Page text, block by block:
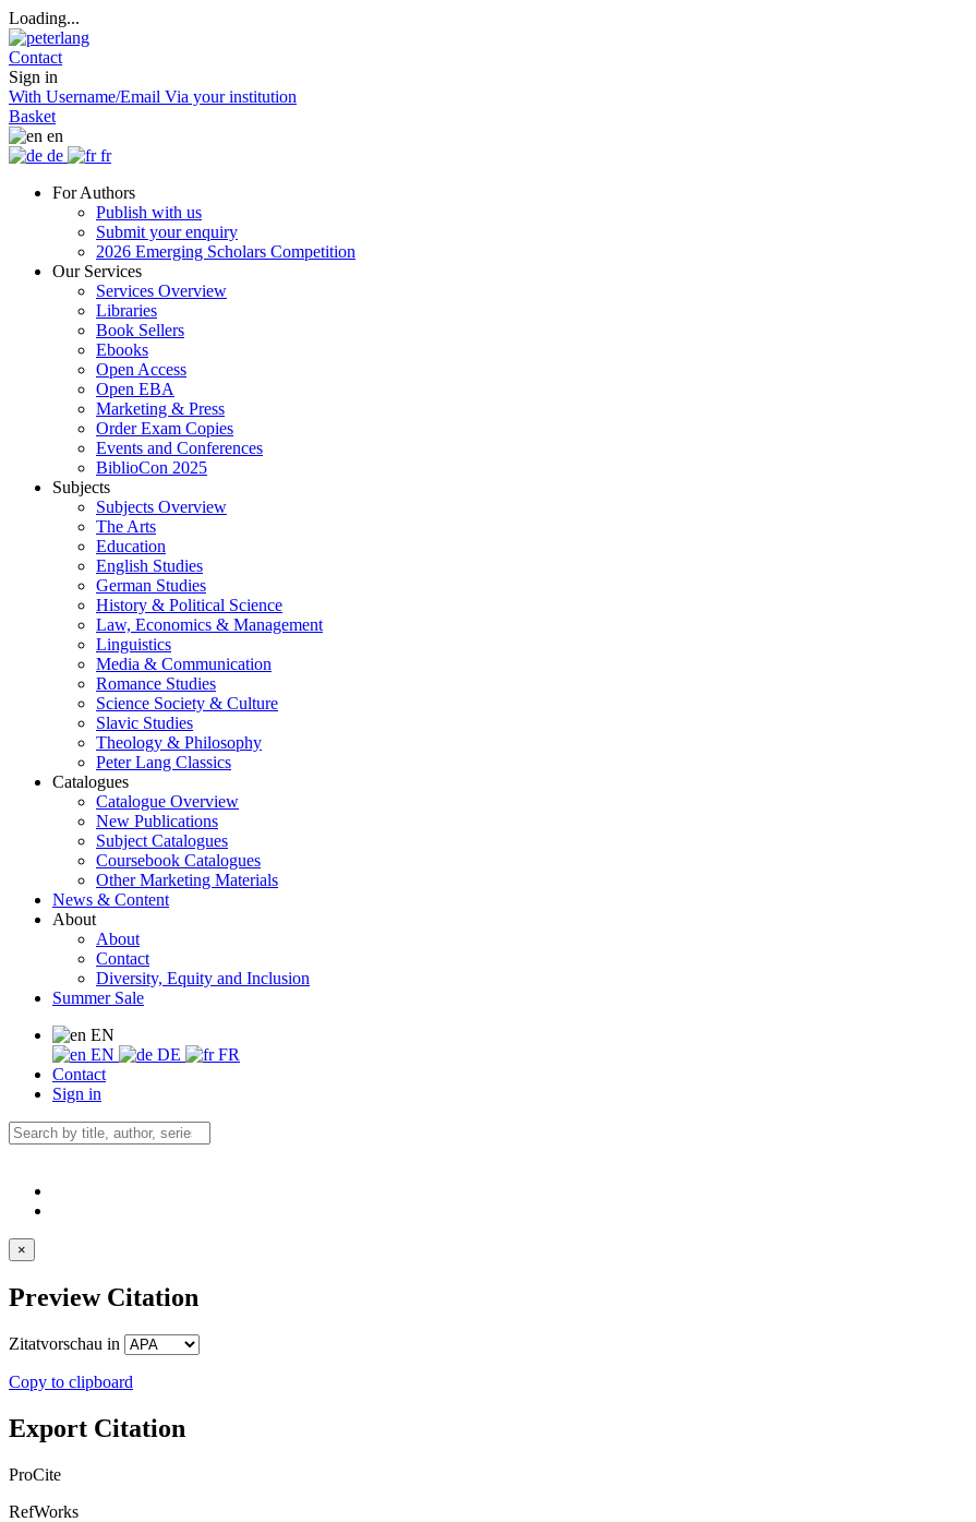
Loading...
Contact
Sign in
With Username/Email Via your institution
Basket
en
de
fr
For Authors
Publish with us
Submit your enquiry
2026 Emerging Scholars Competition
Our Services
Services Overview
Libraries
Book Sellers
Ebooks
Open Access
Open EBA
Marketing & Press
Order Exam Copies
Events and Conferences
BiblioCon 2025
Subjects
Subjects Overview
The Arts
Education
English Studies
German Studies
History & Political Science
Law, Economics & Management
Linguistics
Media & Communication
Romance Studies
Science Society & Culture
Slavic Studies
Theology & Philosophy
Peter Lang Classics
Catalogues
Catalogue Overview
New Publications
Subject Catalogues
Coursebook Catalogues
Other Marketing Materials
News & Content
About
About
Contact
Diversity, Equity and Inclusion
Summer Sale
EN
EN
DE
FR
Contact
Sign in
×
Preview Citation
Zitatvorschau in
Copy to clipboard
Export Citation
ProCite
RefWorks